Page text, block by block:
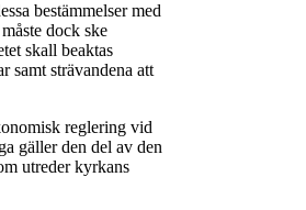
bestämmelser med
dock ske
skall beaktas
samt strävandena att
reglering vid
gäller den del av den
utreder kyrkans